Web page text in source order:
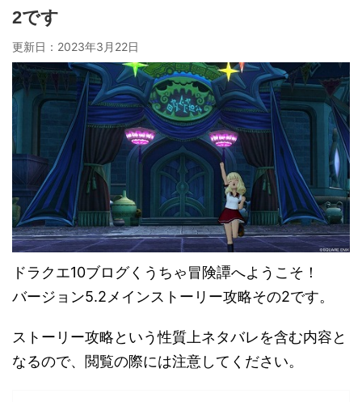
2です
更新日： 2023年3月22日
ドラクエ10ブログくうちゃ冒険譚へようこそ！
バージョン5.2メインストーリー攻略その2です。
ストーリー攻略という性質上ネタバレを含む内容と
なるので、閲覧の際には注意してください。